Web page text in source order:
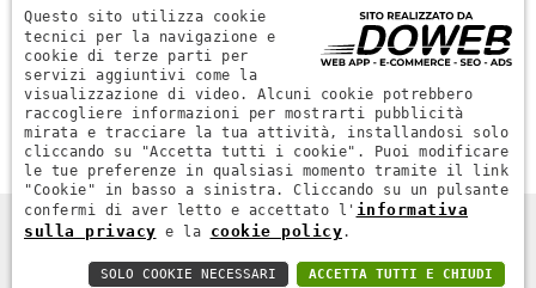
Torna alle categorie
DPR MACCHINE. ALL RIGHTS RESERVED - P.IVA 04689670232 -
WEB AGENCY VERONA
Questo sito utilizza cookie
tecnici per la navigazione e
cookie di terze parti per
servizi aggiuntivi come la
visualizzazione di video. Alcuni cookie potrebbero
raccogliere informazioni per mostrarti pubblicità
mirata e tracciare la tua attività, installandosi solo
cliccando su "Accetta tutti i cookie". Puoi modificare
le tue preferenze in qualsiasi momento tramite il link
"Cookie" in basso a sinistra. Cliccando su un pulsante
confermi di aver letto e accettato l' informativa
sulla privacy e la cookie policy.
ACCETTA TUTTI E CHIUDI
SOLO COOKIE NECESSARI